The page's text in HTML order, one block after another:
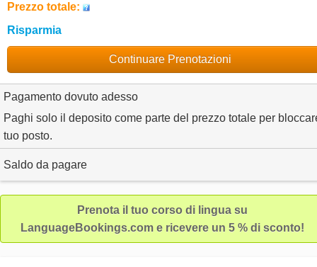
Prezzo totale:
Risparmia
Continuare Prenotazioni
Pagamento dovuto adesso
Paghi solo il deposito come parte del prezzo totale per
tuo posto.
Saldo da pagare
Prenota il tuo corso di lingua su
LanguageBookings.com e ricevere un 5 % di sconto!